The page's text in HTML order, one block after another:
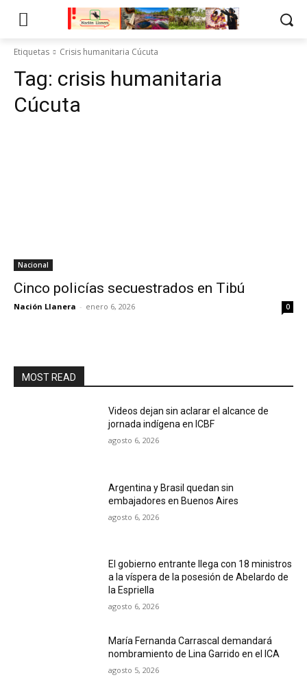
Etiquetas Crisis humanitaria Cúcuta
Tag: crisis humanitaria
Cúcuta
Nacional
Cinco policías secuestrados en Tibú
Nación Llanera - enero 6, 2026 0
MOST READ
Videos dejan sin aclarar el alcance de
jornada indígena en ICBF
agosto 6, 2026
Argentina y Brasil quedan sin
embajadores en Buenos Aires
agosto 6, 2026
El gobierno entrante llega con 18 ministros
a la víspera de la posesión de Abelardo de
la Espriella
agosto 6, 2026
María Fernanda Carrascal demandará
nombramiento de Lina Garrido en el ICA
agosto 5, 2026